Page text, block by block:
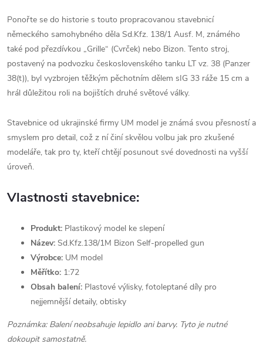
Ponořte se do historie s touto propracovanou stavebnicí
německého samohybného děla Sd.Kfz. 138/1 Ausf. M, známého
také pod přezdívkou „Grille“ (Cvrček) nebo Bizon. Tento stroj,
postavený na podvozku československého tanku LT vz. 38 (Panzer
38(t)), byl vyzbrojen těžkým pěchotním dělem sIG 33 ráže 15 cm a
hrál důležitou roli na bojištích druhé světové války.
Stavebnice od ukrajinské firmy UM model je známá svou přesností a
smyslem pro detail, což z ní činí skvělou volbu jak pro zkušené
modeláře, tak pro ty, kteří chtějí posunout své dovednosti na vyšší
úroveň.
Vlastnosti stavebnice:
Produkt: Plastikový model ke slepení
Název: Sd.Kfz.138/1M Bizon Self-propelled gun
Výrobce: UM model
Měřítko: 1:72
Obsah balení: Plastové výlisky, fotoleptané díly pro
nejjemnější detaily, obtisky
Poznámka: Balení neobsahuje lepidlo ani barvy. Tyto je nutné
dokoupit samostatně.